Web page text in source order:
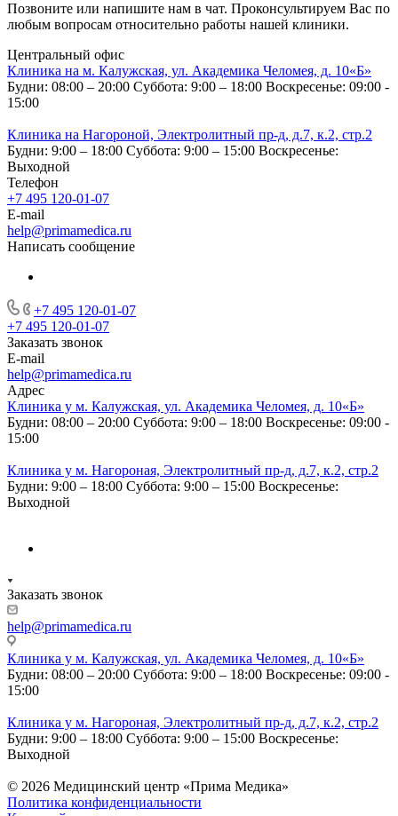
Позвоните или напишите нам в чат. Проконсультируем Вас по
любым вопросам относительно работы нашей клиники.
Центральный офис
Клиника на м. Калужская, ул. Академика Челомея, д. 10«Б»
Будни: 08:00 – 20:00 Суббота: 9:00 – 18:00 Воскресенье: 09:00 -
15:00
Клиника на Нагороной, Электролитный пр-д, д.7, к.2, стр.2
Будни: 9:00 – 18:00 Суббота: 9:00 – 15:00 Воскресенье:
Выходной
Телефон
+7 495 120-01-07
E-mail
help@primamedica.ru
Написать сообщение
+7 495 120-01-07
+7 495 120-01-07
Заказать звонок
E-mail
help@primamedica.ru
Адрес
Клиника у м. Калужская, ул. Академика Челомея, д. 10«Б»
Будни: 08:00 – 20:00 Суббота: 9:00 – 18:00 Воскресенье: 09:00 -
15:00
Клиника у м. Нагороная, Электролитный пр-д, д.7, к.2, стр.2
Будни: 9:00 – 18:00 Суббота: 9:00 – 15:00 Воскресенье:
Выходной
Заказать звонок
help@primamedica.ru
Клиника у м. Калужская, ул. Академика Челомея, д. 10«Б»
Будни: 08:00 – 20:00 Суббота: 9:00 – 18:00 Воскресенье: 09:00 -
15:00
Клиника у м. Нагороная, Электролитный пр-д, д.7, к.2, стр.2
Будни: 9:00 – 18:00 Суббота: 9:00 – 15:00 Воскресенье:
Выходной
© 2026 Медицинский центр «Прима Медика»
Политика конфиденциальности